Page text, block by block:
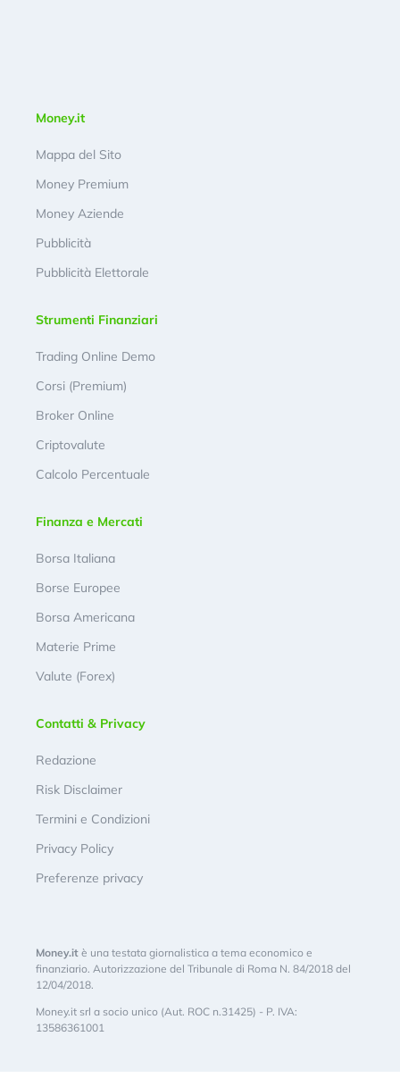
Money.it
Mappa del Sito
Money Premium
Money Aziende
Pubblicità
Pubblicità Elettorale
Strumenti Finanziari
Trading Online Demo
Corsi (Premium)
Broker Online
Criptovalute
Calcolo Percentuale
Finanza e Mercati
Borsa Italiana
Borse Europee
Borsa Americana
Materie Prime
Valute (Forex)
Contatti & Privacy
Redazione
Risk Disclaimer
Termini e Condizioni
Privacy Policy
Preferenze privacy
Money.it è una testata giornalistica a tema economico e
finanziario. Autorizzazione del Tribunale di Roma N. 84/2018 del
12/04/2018.
Money.it srl a socio unico (Aut. ROC n.31425) - P. IVA:
13586361001